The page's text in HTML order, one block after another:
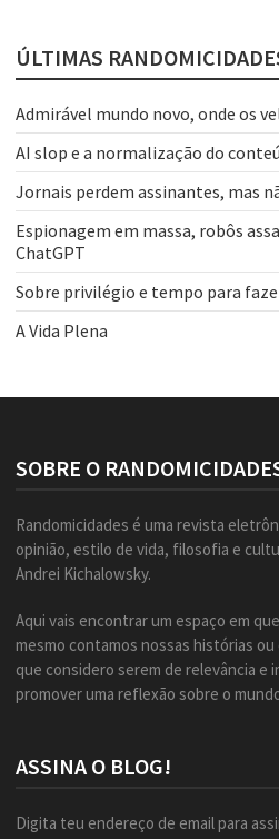
ÚLTIMAS
Admirável mundo novo, onde os
AI slop e a normalização do
Jornais perdem assinantes, mas
Espionagem em massa, robôs
ChatGPT
Sobre privilégio e tempo para
A Vida Plena
SOBRE O
Randomicidades é uma revista
opinião, estilo de vida, filosofia e
Andrei Kichalowsky.
Aqui vais encontrar um espaço em
mesmo contamos nossas histórias
que considero serem de relevância e
promover uma reflexão sobre o
ASSINA O BLOG!
Digita teu endereço de email para